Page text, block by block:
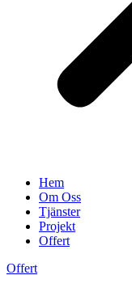
Hem
Om Oss
Tjänster
Projekt
Offert
Offert